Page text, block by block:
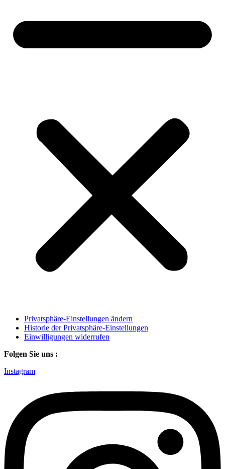
Privatsphäre-Einstellungen ändern
Historie der Privatsphäre-Einstellungen
Einwilligungen widerrufen
Folgen Sie uns :
Instagram